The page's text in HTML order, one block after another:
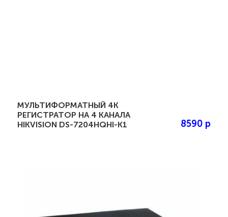
МУЛЬТИФОРМАТНЫЙ 4K
РЕГИСТРАТОР НА 4 КАНАЛА
HIKVISION DS-7204HQHI-K1
8590 р